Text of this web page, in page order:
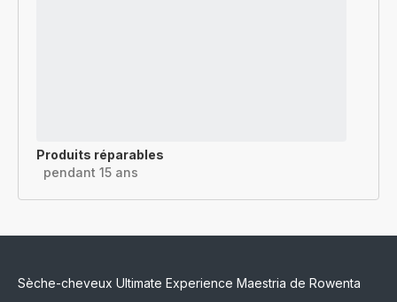
Produits réparables
pendant 15 ans
Sèche-cheveux Ultimate Experience Maestria de Rowenta